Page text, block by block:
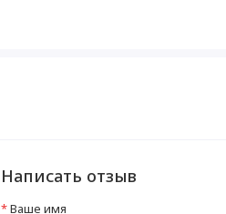
Написать отзыв
Ваше имя